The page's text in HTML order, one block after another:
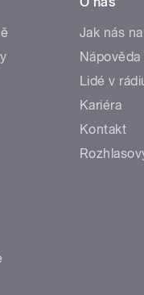
Jak nás
Nápověda
Lidé v
Kariéra
Kontakt